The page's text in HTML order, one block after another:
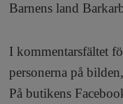
Barnens land
I kommentarsfältet
personerna på
På butikens